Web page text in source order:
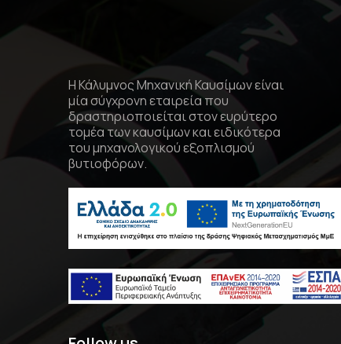
Η Κάλυμνος Μηχανική Καυσίμων είναι
μία σύγχρονη εταιρεία που
δραστηριοποιείται στον ευρύτερο
τομέα των καυσίμων και ειδικότερα
του μηχανολογικού εξοπλισμού
βυτιοφόρων.